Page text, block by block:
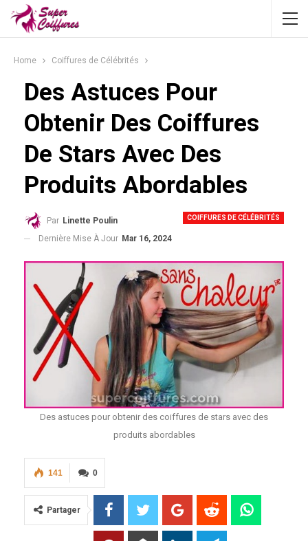
Home Coiffures de Célébrités
Des Astuces Pour
Obtenir Des Coiffures
De Stars Avec Des
Produits Abordables
COIFFURES DE CÉLÉBRITÉS
Par Linette Poulin
Dernière Mise À Jour Mar 16, 2024
Des astuces pour obtenir des coiffures de stars avec des
produits abordables
0
141
Partager